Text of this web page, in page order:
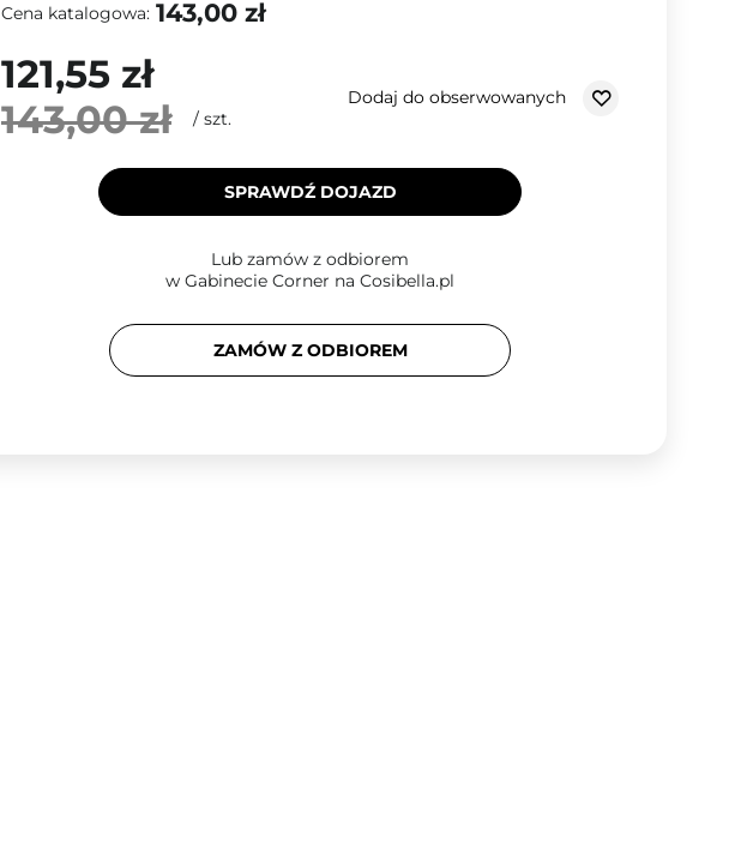
Cena katalogowa: 143,00 zł
121,55 zł
143,00 zł
/ szt.
Dodaj do obserwowanych
SPRAWDŹ DOJAZD
Lub zamów z odbiorem
w Gabinecie Corner na Cosibella.pl
ZAMÓW Z ODBIOREM